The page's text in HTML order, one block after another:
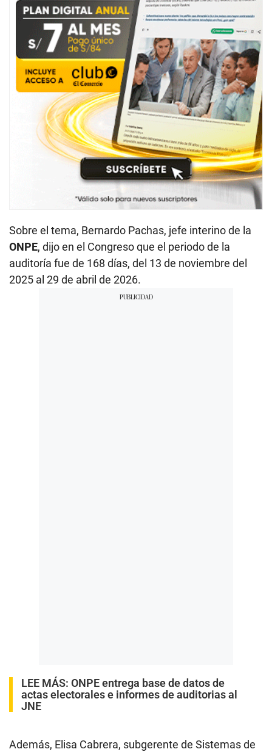
Sobre el tema, Bernardo Pachas, jefe interino de la
ONPE, dijo en el Congreso que el periodo de la
auditoría fue de 168 días, del 13 de noviembre del
2025 al 29 de abril de 2026.
LEE MÁS: ONPE entrega base de datos de
actas electorales e informes de auditorias al
JNE
Además, Elisa Cabrera, subgerente de Sistemas de